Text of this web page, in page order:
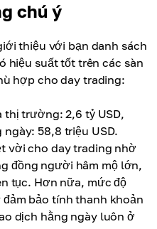
chú ý
thiệu với bạn danh sách
hiệu suất tốt trên các sàn
hợp cho day trading:
thị trường: 2,6 tỷ USD,
58,8 triệu USD.
vời cho day trading nhờ
đồng người hâm mộ lớn,
tục. Hơn nữa, mức độ
bảo tính thanh khoản
dịch hằng ngày luôn ở